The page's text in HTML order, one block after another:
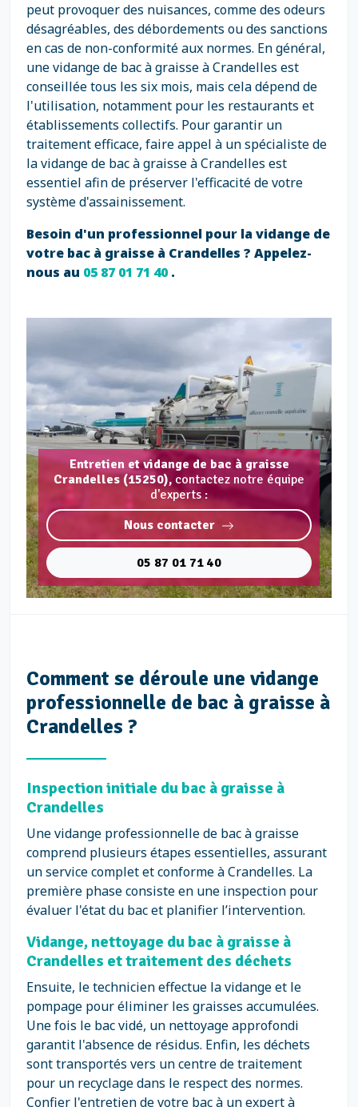
peut provoquer des nuisances, comme des odeurs
désagréables, des débordements ou des sanctions
en cas de non-conformité aux normes. En général,
une vidange de bac à graisse à Crandelles est
conseillée tous les six mois, mais cela dépend de
l'utilisation, notamment pour les restaurants et
établissements collectifs. Pour garantir un
traitement efficace, faire appel à un spécialiste de
la vidange de bac à graisse à Crandelles est
essentiel afin de préserver l'efficacité de votre
système d'assainissement.
Besoin d'un professionnel pour la vidange de
votre bac à graisse à Crandelles ? Appelez-
nous au 05 87 01 71 40.
Entretien et vidange de bac à graisse
Crandelles (15250), contactez notre équipe
d'experts :
Nous contacter
05 87 01 71 40
Comment se déroule une vidange
professionnelle de bac à graisse à
Crandelles ?
Inspection initiale du bac à graisse à
Crandelles
Une vidange professionnelle de bac à graisse
comprend plusieurs étapes essentielles, assurant
un service complet et conforme à Crandelles. La
première phase consiste en une inspection pour
évaluer l'état du bac et planifier l’intervention.
Vidange, nettoyage du bac à graisse à
Crandelles et traitement des déchets
Ensuite, le technicien effectue la vidange et le
pompage pour éliminer les graisses accumulées.
Une fois le bac vidé, un nettoyage approfondi
garantit l'absence de résidus. Enfin, les déchets
sont transportés vers un centre de traitement
pour un recyclage dans le respect des normes.
Confier l'entretien de votre bac à un expert à